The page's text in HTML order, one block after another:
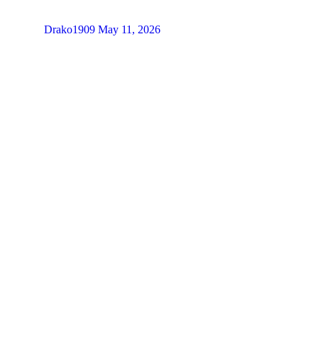
Drako1909 May 11, 2026